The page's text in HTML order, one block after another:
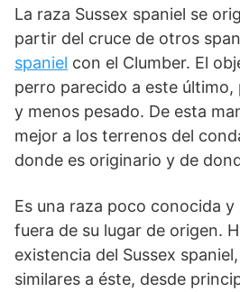
La raza Sussex spaniel se
partir del cruce de otros
spaniel con el Clumber. El
perro parecido a este último,
y menos pesado. De esta
mejor a los terrenos del
donde es originario y de
Es una raza poco conocida
fuera de su lugar de origen.
existencia del Sussex
similares a éste, desde